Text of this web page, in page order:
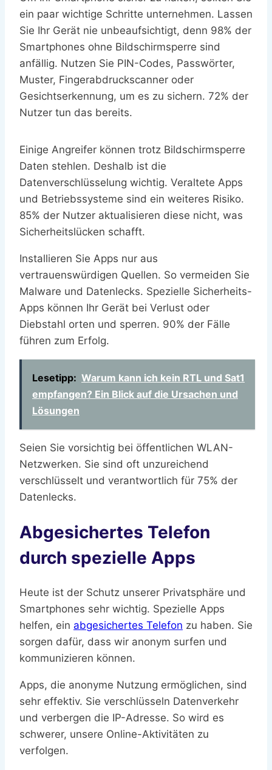
ein paar wichtige Schritte unternehmen. Lassen
Sie Ihr Gerät nie unbeaufsichtigt, denn 98% der
Smartphones ohne Bildschirmsperre sind
anfällig. Nutzen Sie PIN-Codes, Passwörter,
Muster, Fingerabdruckscanner oder
Gesichtserkennung, um es zu sichern. 72% der
Nutzer tun das bereits.
Einige Angreifer können trotz Bildschirmsperre
Daten stehlen. Deshalb ist die
Datenverschlüsselung wichtig. Veraltete Apps
und Betriebssysteme sind ein weiteres Risiko.
85% der Nutzer aktualisieren diese nicht, was
Sicherheitslücken schafft.
Installieren Sie Apps nur aus
vertrauenswürdigen Quellen. So vermeiden Sie
Malware und Datenlecks. Spezielle Sicherheits-
Apps können Ihr Gerät bei Verlust oder
Diebstahl orten und sperren. 90% der Fälle
führen zum Erfolg.
Lesetipp: Warum kann ich kein RTL und Sat1
empfangen? Ein Blick auf die Ursachen und
Lösungen
Seien Sie vorsichtig bei öffentlichen WLAN-
Netzwerken. Sie sind oft unzureichend
verschlüsselt und verantwortlich für 75% der
Datenlecks.
Abgesichertes Telefon
durch spezielle Apps
Heute ist der Schutz unserer Privatsphäre und
Smartphones sehr wichtig. Spezielle Apps
helfen, ein abgesichertes Telefon zu haben. Sie
sorgen dafür, dass wir anonym surfen und
kommunizieren können.
Apps, die anonyme Nutzung ermöglichen, sind
sehr effektiv. Sie verschlüsseln Datenverkehr
und verbergen die IP-Adresse. So wird es
schwerer, unsere Online-Aktivitäten zu
verfolgen.